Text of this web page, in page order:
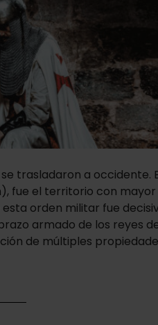
trasladaron a occidente.
fue el territorio con
orden militar fue
armado de los reyes
de múltiples